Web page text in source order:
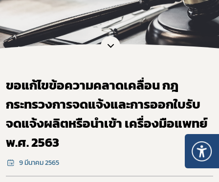
​ขอแก้ไขข้อความคลาดเคลื่อน กฎ
กระทรวงการจดแจ้งและการออกใบรับ
จดแจ้งผลิตหรือนำเข้า เครื่องมือแพทย์
พ.ศ. 2563
9 มีนาคม 2565